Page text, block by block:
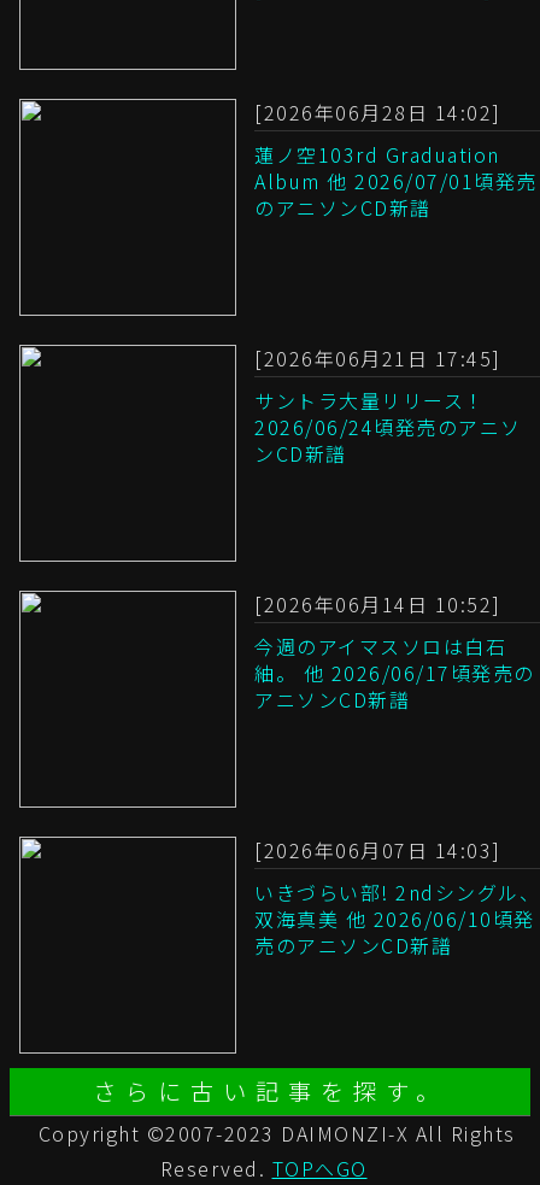
[2026年06月28日 14:02]
蓮ノ空103rd Graduation
Album 他 2026/07/01頃発売
のアニソンCD新譜
[2026年06月21日 17:45]
サントラ大量リリース！
2026/06/24頃発売のアニソ
ンCD新譜
[2026年06月14日 10:52]
今週のアイマスソロは白石
紬。 他 2026/06/17頃発売の
アニソンCD新譜
[2026年06月07日 14:03]
いきづらい部! 2ndシングル、
双海真美 他 2026/06/10頃発
売のアニソンCD新譜
さらに古い記事を探す。
Copyright ©2007-2023 DAIMONZI-X All Rights
Reserved. TOPへGO